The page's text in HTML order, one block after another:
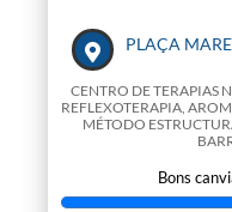
PLAÇA
CENTRO DE TERAPIAS
REFLEXOTERAPIA,
MÉTODO
Bons